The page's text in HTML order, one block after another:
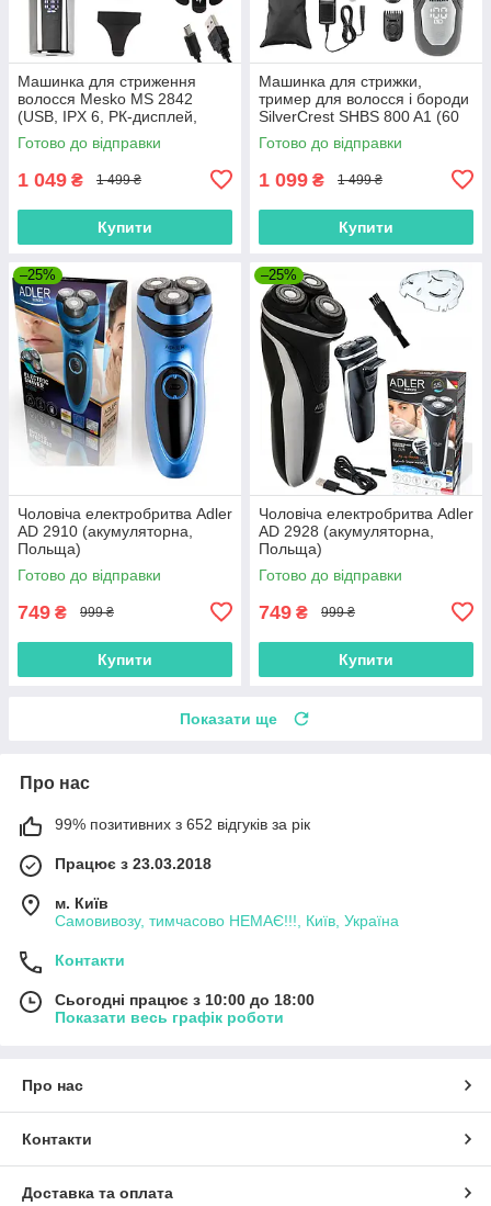
Машинка для стриження
волосся Mesko MS 2842
(USB, IPX 6, РК-дисплей,
Польща)
Готово до відправки
1 049 ₴ 1 499 ₴
Купити
Машинка для стрижки,
тример для волосся і бороди
SilverCrest SHBS 800 A1 (60
хв, Німеччина)
Готово до відправки
1 099 ₴ 1 499 ₴
Купити
–25%
Чоловіча електробритва Adler
AD 2910 (акумуляторна,
Польща)
Готово до відправки
749 ₴ 999 ₴
Купити
–25%
Чоловіча електробритва Adler
AD 2928 (акумуляторна,
Польща)
Готово до відправки
749 ₴ 999 ₴
Купити
Показати ще
Про нас
99% позитивних з 652 відгуків за рік
Працює з 23.03.2018
м. Київ
Самовивозу, тимчасово НЕМАЄ!!!, Київ, Україна
Контакти
Сьогодні працює з 10:00 до 18:00
Показати весь графік роботи
Про нас
Контакти
Доставка та оплата